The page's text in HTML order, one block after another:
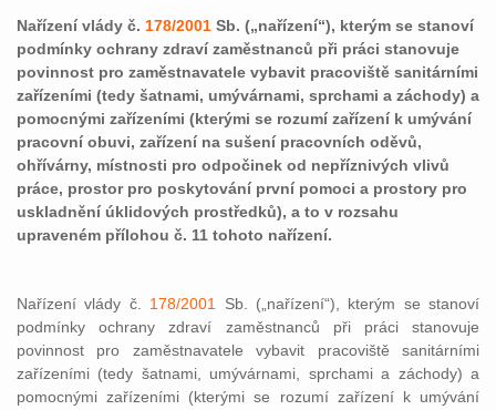
Nařízení vlády č. 178/2001 Sb. („nařízení“), kterým se stanoví
podmínky ochrany zdraví zaměstnanců při práci stanovuje
povinnost pro zaměstnavatele vybavit pracoviště sanitárními
zařízeními (tedy šatnami, umývárnami, sprchami a záchody) a
pomocnými zařízeními (kterými se rozumí zařízení k umývání
pracovní obuvi, zařízení na sušení pracovních oděvů,
ohřívárny, místnosti pro odpočinek od nepříznivých vlivů
práce, prostor pro poskytování první pomoci a prostory pro
uskladnění úklidových prostředků), a to v rozsahu
upraveném přílohou č. 11 tohoto nařízení.
Nařízení vlády č. 178/2001
Sb. („nařízení“), kterým se stanoví
podmínky ochrany zdraví zaměstnanců při práci stanovuje
povinnost pro zaměstnavatele vybavit pracoviště sanitárními
zařízeními (tedy šatnami, umývárnami, sprchami a záchody) a
pomocnými zařízeními (kterými se rozumí zařízení k umývání